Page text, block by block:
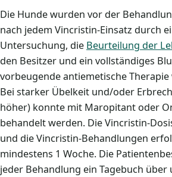
Die Hunde wurden vor der
nach jedem Vincristin-Einsatz durch
Untersuchung, die Beurteilung der
den Besitzer und ein vollständiges
vorbeugende antiemetische
Bei starker Übelkeit und/oder
höher) konnte mit Maropitant oder
behandelt werden. Die Vincristin-
und die Vincristin-Behandlungen
mindestens 1 Woche. Die
jeder Behandlung ein Tagebuch